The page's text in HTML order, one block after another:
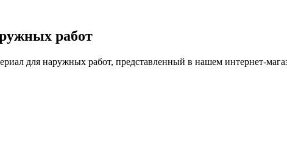
работ
для наружных работ, представленный в нашем интернет-